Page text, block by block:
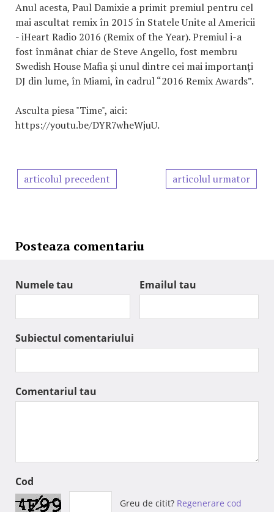
Anul acesta, Paul Damixie a primit premiul pentru cel
mai ascultat remix în 2015 în Statele Unite al Americii
- iHeart Radio 2016 (Remix of the Year). Premiul i-a
fost înmânat chiar de Steve Angello, fost membru
Swedish House Mafia și unul dintre cei mai importanți
DJ din lume, în Miami, în cadrul “2016 Remix Awards”.
Asculta piesa "Time", aici:
https://youtu.be/DYR7wheWjuU.
articolul precedent articolul urmator
Posteaza comentariu
Numele tau Emailul tau
Subiectul comentariului
Comentariul tau
Cod
Greu de citit? Regenerare cod